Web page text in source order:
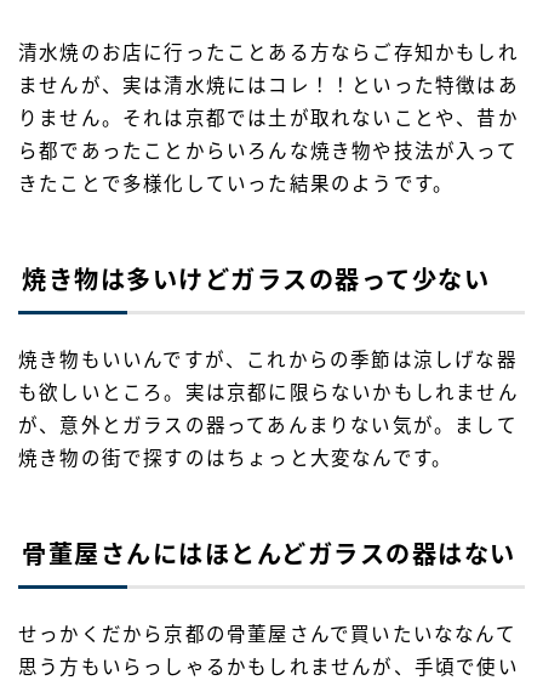
清水焼のお店に行ったことある方ならご存知かもしれ
ませんが、実は清水焼にはコレ！！といった特徴はあ
りません。それは京都では土が取れないことや、昔か
ら都であったことからいろんな焼き物や技法が入って
きたことで多様化していった結果のようです。
焼き物は多いけどガラスの器って少ない
焼き物もいいんですが、これからの季節は涼しげな器
も欲しいところ。実は京都に限らないかもしれません
が、意外とガラスの器ってあんまりない気が。まして
焼き物の街で探すのはちょっと大変なんです。
骨董屋さんにはほとんどガラスの器はない
せっかくだから京都の骨董屋さんで買いたいななんて
思う方もいらっしゃるかもしれませんが、手頃で使い